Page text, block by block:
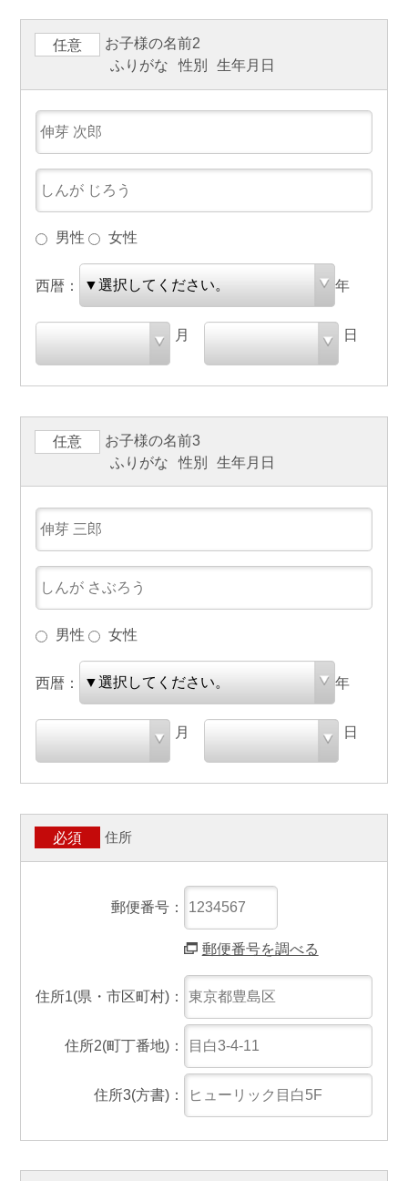
任意
お子様の名前2
ふりがな
性別 生年月日
男性 女性
西暦： 年
月 日
任意
お子様の名前3
ふりがな
性別 生年月日
男性 女性
西暦： 年
月 日
必須 住所
郵便番号：
郵便番号を調べる
住所1(県・市区町村)：
住所2(町丁番地)：
住所3(方書)：